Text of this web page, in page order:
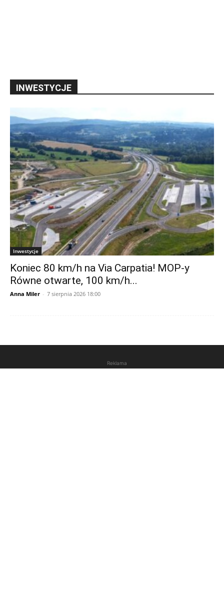
INWESTYCJE
Inwestycje
Koniec 80 km/h na Via Carpatia! MOP-y
Równe otwarte, 100 km/h...
Anna Miler - 7 sierpnia 2026 18:00
Reklama